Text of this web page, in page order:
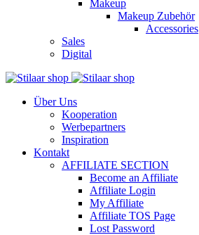
Makeup
Makeup Zubehör
Accessories
Sales
Digital
Über Uns
Kooperation
Werbepartners
Inspiration
Kontakt
AFFILIATE SECTION
Become an Affiliate
Affiliate Login
My Affiliate
Affiliate TOS Page
Lost Password